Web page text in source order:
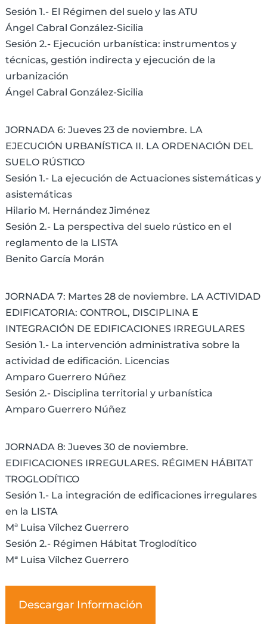
Sesión 1.- El Régimen del suelo y las ATU
Ángel Cabral González-Sicilia
Sesión 2.- Ejecución urbanística: instrumentos y
técnicas, gestión indirecta y ejecución de la
urbanización
Ángel Cabral González-Sicilia
JORNADA 6: Jueves 23 de noviembre. LA
EJECUCIÓN URBANÍSTICA II. LA ORDENACIÓN DEL
SUELO RÚSTICO
Sesión 1.- La ejecución de Actuaciones sistemáticas y
asistemáticas
Hilario M. Hernández Jiménez
Sesión 2.- La perspectiva del suelo rústico en el
reglamento de la LISTA
Benito García Morán
JORNADA 7: Martes 28 de noviembre. LA ACTIVIDAD
EDIFICATORIA: CONTROL, DISCIPLINA E
INTEGRACIÓN DE EDIFICACIONES IRREGULARES
Sesión 1.- La intervención administrativa sobre la
actividad de edificación. Licencias
Amparo Guerrero Núñez
Sesión 2.- Disciplina territorial y urbanística
Amparo Guerrero Núñez
JORNADA 8: Jueves 30 de noviembre.
EDIFICACIONES IRREGULARES. RÉGIMEN HÁBITAT
TROGLODÍTICO
Sesión 1.- La integración de edificaciones irregulares
en la LISTA
Mª Luisa Vílchez Guerrero
Sesión 2.- Régimen Hábitat Troglodítico
Mª Luisa Vílchez Guerrero
Descargar Información